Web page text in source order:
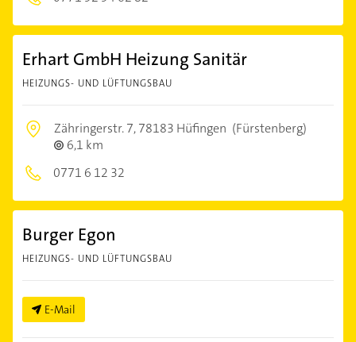
Erhart GmbH Heizung Sanitär
HEIZUNGS- UND LÜFTUNGSBAU
Zähringerstr. 7,78183 Hüfingen (Fürstenberg)
6,1 km
0771 6 12 32
Burger Egon
HEIZUNGS- UND LÜFTUNGSBAU
E-Mail